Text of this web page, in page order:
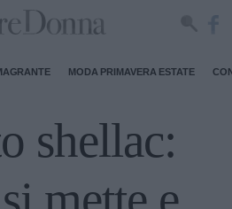
MODA PRIMAVERA ESTATE
shellac: